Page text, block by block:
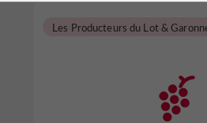
Les Producteurs du Lot &